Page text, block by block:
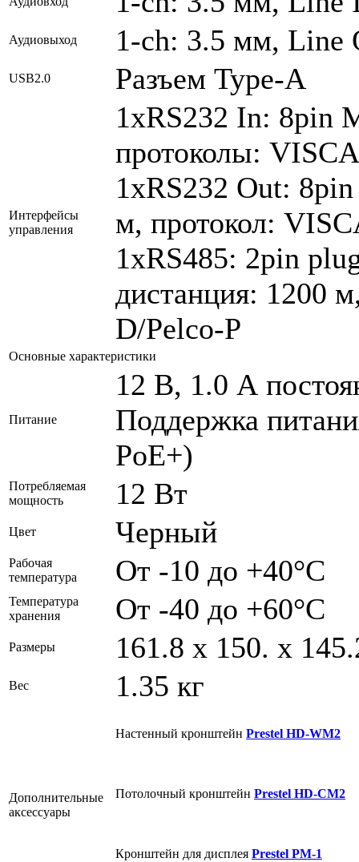
Аудиовыход 1-ch: 3.5 мм, Line
USB2.0 Разъем Type-A
Интерфейсы
управления
1xRS232 In: 8pin
протоколы:
1xRS232 Out:
м, протокол:
1xRS485: 2pin
дистанция: 1200
D/Pelco-P
Основные характеристики
Питание
12 В, 1.0 А
Поддержка
PoE+)
Потребляемая
мощность
12 Вт
Цвет Черный
Рабочая
температура
От -10 до +40°C
Температура
хранения
От -40 до +60°C
Размеры 161.8 x 150. x
Вес 1.35 кг
Дополнительные
аксессуары
Настенный кронштейн Prestel HD-WM2
Потолочный кронштейн Prestel HD-CM2
Кронштейн для дисплея Prestel PM-1